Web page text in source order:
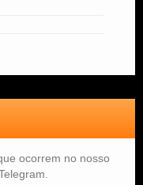
ocorrem no nosso